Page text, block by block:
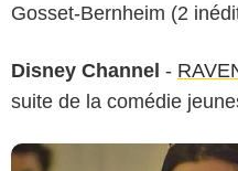
Gosset-Bernheim (2
Disney Channel -
suite de la comédie